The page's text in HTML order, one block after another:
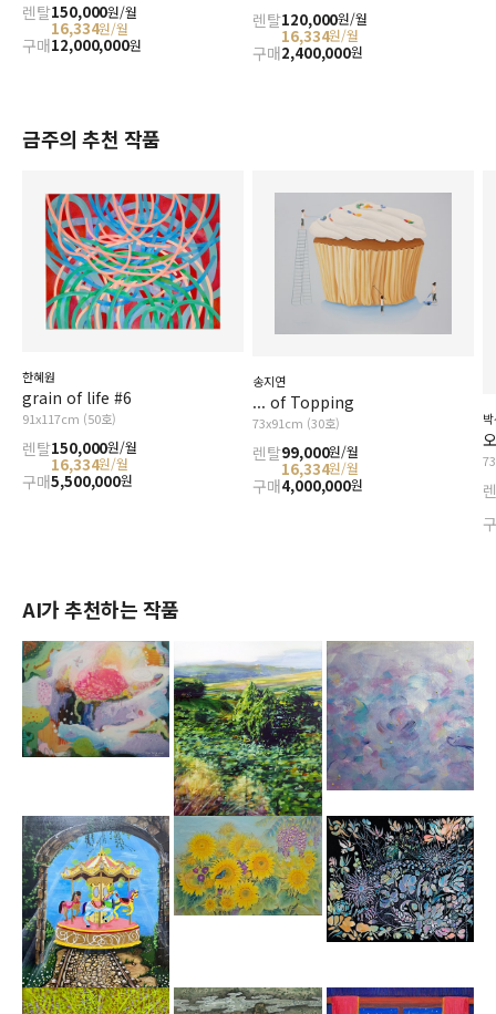
렌탈150,000원/월
16,334원/월
구매12,000,000원
렌탈120,000원/월
16,334원/월
구매2,400,000원
금주의 추천 작품
한혜원
grain of life #6
91x117cm (50호)
렌탈150,000원/월
16,334원/월
구매5,500,000원
송지연
... of Topping
73x91cm (30호)
렌탈99,000원/월
16,334원/월
구매4,000,000원
AI가 추천하는 작품